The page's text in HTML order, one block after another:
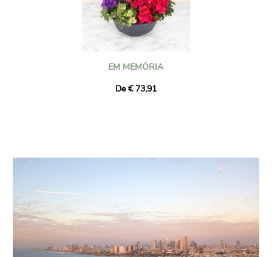
EM MEMÓRIA
De € 73,91